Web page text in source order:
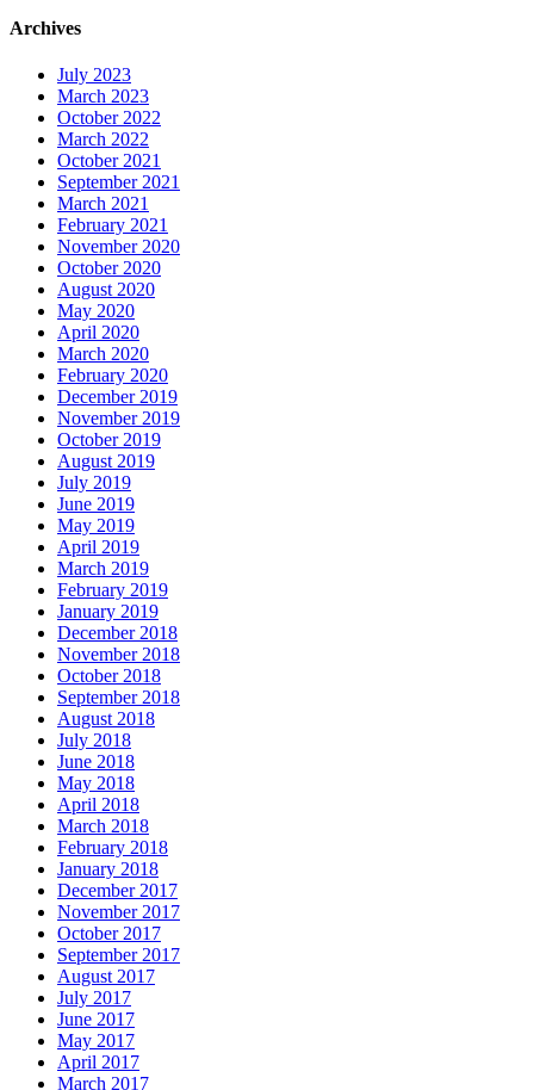
Archives
July 2023
March 2023
October 2022
March 2022
October 2021
September 2021
March 2021
February 2021
November 2020
October 2020
August 2020
May 2020
April 2020
March 2020
February 2020
December 2019
November 2019
October 2019
August 2019
July 2019
June 2019
May 2019
April 2019
March 2019
February 2019
January 2019
December 2018
November 2018
October 2018
September 2018
August 2018
July 2018
June 2018
May 2018
April 2018
March 2018
February 2018
January 2018
December 2017
November 2017
October 2017
September 2017
August 2017
July 2017
June 2017
May 2017
April 2017
March 2017